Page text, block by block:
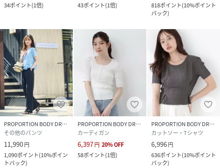
34ポイント(1倍)
43ポイント(1倍)
818ポイント(10%ポイント
バック)
PROPORTION BODY DRESSING
その他のパンツ
11,990円
1,090ポイント(10%ポイン
トバック)
PROPORTION BODY DRESSING
カーディガン
6,397円 20%OFF
58ポイント(1倍)
PROPORTION BODY DRESSING
カットソー・Tシャツ
6,996円
636ポイント(10%ポイント
バック)